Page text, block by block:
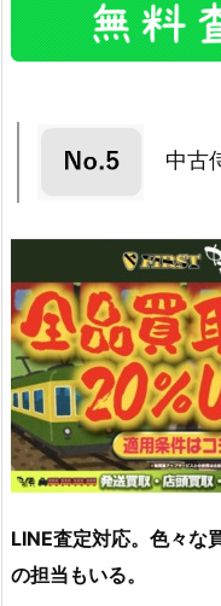
中古
LINE査定対応。色々な
の担当もいる。